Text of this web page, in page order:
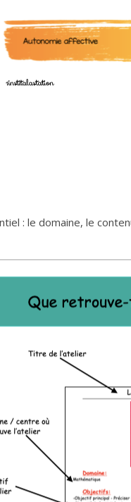
: le domaine, le